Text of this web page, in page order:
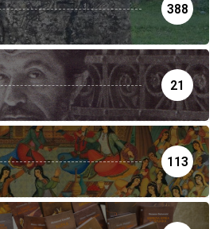
388
21
113